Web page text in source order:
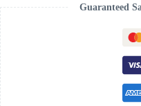
Guaranteed